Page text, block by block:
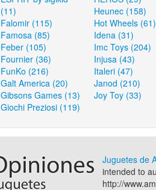
(11)
Falomir (115)
Famosa (85)
Feber (105)
Fournier (36)
FunKo (216)
Galt America (20)
Gibsons Games (13)
Giochi Preziosi (119)
Heunec (158)
Hot Wheels (61)
Idena (31)
Imc Toys (204)
Injusa (43)
Italeri (47)
Janod (210)
Joy Toy (33)
Juguetes de
intended to
http://